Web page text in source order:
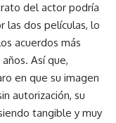
del actor podría
las dos películas, lo
acuerdos más
Así que,
en que su imagen
autorización, su
tangible y muy